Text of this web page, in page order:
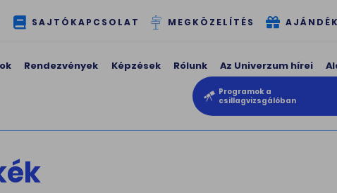
SAJTÓKAPCSOLAT MEGKÖZELÍTÉS
Rendezvények Képzések Rólunk Az Univerzum hírei
Programok a
csillagvizsgálóban